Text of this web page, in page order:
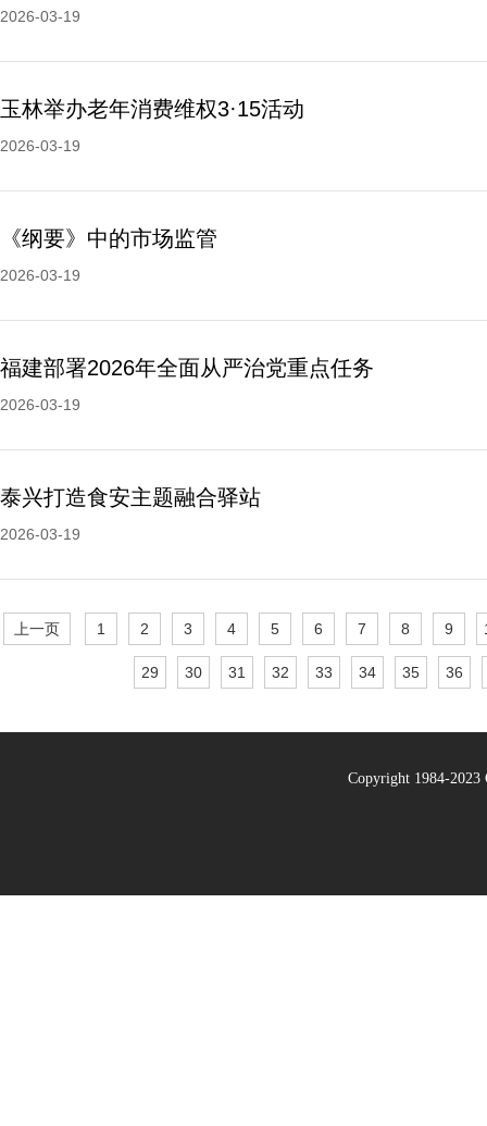
2026-03-19
玉林举办老年消费维权3·15活动
2026-03-19
《纲要》中的市场监管
2026-03-19
福建部署2026年全面从严治党重点任务
2026-03-19
泰兴打造食安主题融合驿站
2026-03-19
上一页 1 2 3 4 5 6 7 8 9
29 30 31 32 33 34 35 36
Copyright 1984-